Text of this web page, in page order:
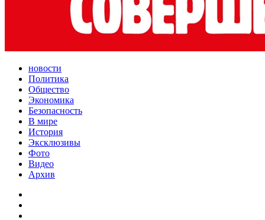
новости
Политика
Общество
Экономика
Безопасность
В мире
История
Эксклюзивы
Фото
Видео
Архив